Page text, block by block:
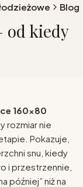
Blog
od kiedy
160x80
rozmiar nie
Pokazuje,
snu, kiedy
i przestrzennie,
później” niż na